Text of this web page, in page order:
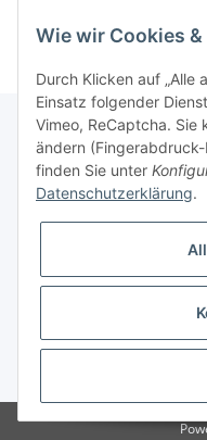
Informationen
Galerie
* Keine Ausweisung der
Wie wir Cookies
Durch Klicken auf „Alle
Einsatz folgender
Vimeo, ReCaptcha. Sie
ändern
finden Sie unter
Datenschutzerklärung.